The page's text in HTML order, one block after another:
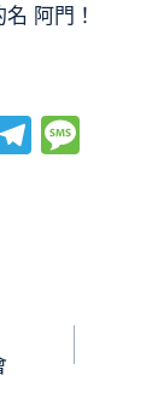
阿門！
Te
le